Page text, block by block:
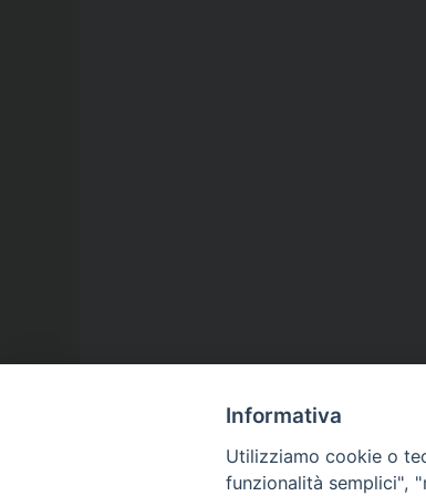
Informativa
Utilizziamo cookie o
funzionalità semplici",